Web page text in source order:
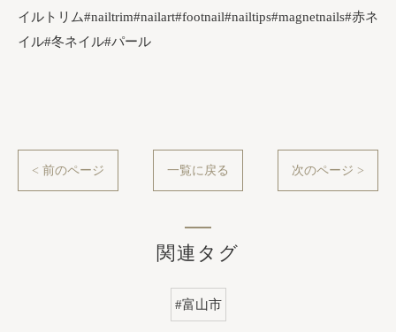
イルトリム#nailtrim#nailart#footnail#nailtips#magnetnails#赤ネ
イル#冬ネイル#パール
< 前のページ 一覧に戻る 次のページ >
関連タグ
#富山市